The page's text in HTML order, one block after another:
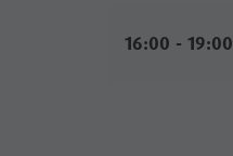
16:00 - 19:00